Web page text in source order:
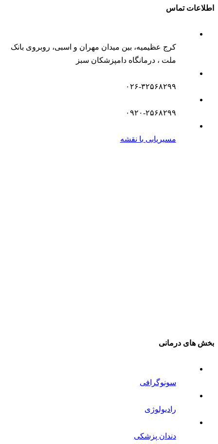
اطلاعات تماس
کرج عظیمیه، بین میدان مهران و اسبی، روبروی بانک
ملت ، درمانگاه دامپزشکان سبز
۰۲۶-۳۲۵۶۸۲۹۹
۰۹۲۰-۲۵۶۸۲۹۹
مسیریابی با نقشه
بخش های درمانی
سونوگرافی
رادیولوژی
دندان پزشکی